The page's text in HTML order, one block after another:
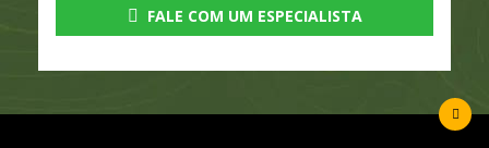
FALE COM UM ESPECIALISTA